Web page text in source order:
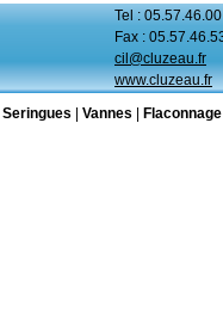
Tel :
Fax :
cil@cluzeau.fr
www.cluzeau.fr
Seringues Vannes Flaconnage